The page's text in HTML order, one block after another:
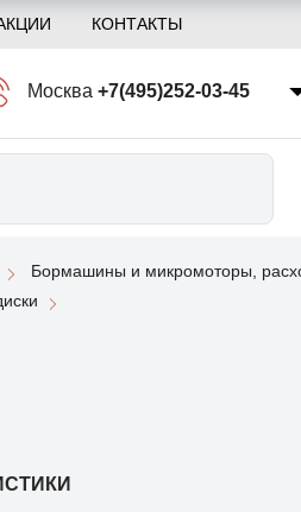
КОНТАКТЫ
Москва +7(495)252-03-45
Бормашины и микромоторы,